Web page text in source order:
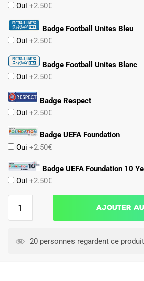
Oui +2.50€
Badge Football Unites Bleu
Oui +2.50€
Badge Football Unites Blanc
Oui +2.50€
Badge Respect
Oui +2.50€
Badge UEFA Foundation
Oui +2.50€
Badge UEFA Foundation 10
Oui +2.50€
Belgique
Ajouter
20 personnes regardent ce produit